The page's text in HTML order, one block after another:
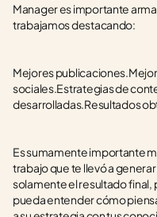
Manager es importante
trabajamos destacando:
Mejores
sociales.Estrategias de
desarrolladas.Resultados
Es sumamente importante
trabajo que te llevó a
solamente el resultado
pueda entender cómo